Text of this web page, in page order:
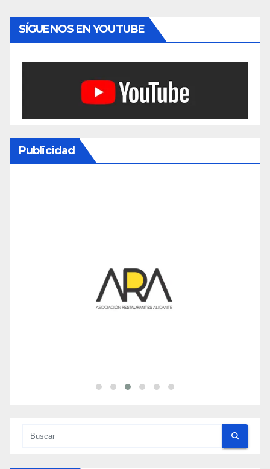
SÍGUENOS EN YOUTUBE
Publicidad